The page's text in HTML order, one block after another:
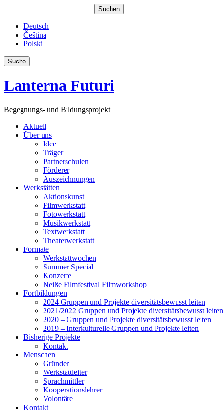
Deutsch
Čeština
Polski
Suche
Lanterna Futuri
Begegnungs- und Bildungsprojekt
Aktuell
Über uns
Idee
Träger
Partnerschulen
Förderer
Auszeichnungen
Werkstätten
Aktionskunst
Filmwerkstatt
Fotowerkstatt
Musikwerkstatt
Textwerkstatt
Theaterwerkstatt
Formate
Werkstattwochen
Summer Special
Konzerte
Neiße Filmfestival Filmworkshop
Fortbildungen
2024 Gruppen und Projekte diversitätsbewusst leiten
2021/2022 Gruppen und Projekte diversitätsbewusst leiten
2020 – Gruppen und Projekte diversitätsbewusst leiten
2019 – Interkulturelle Gruppen und Projekte leiten
Bisherige Projekte
Kontakt
Menschen
Gründer
Werkstattleiter
Sprachmittler
Kooperationslehrer
Volontäre
Kontakt